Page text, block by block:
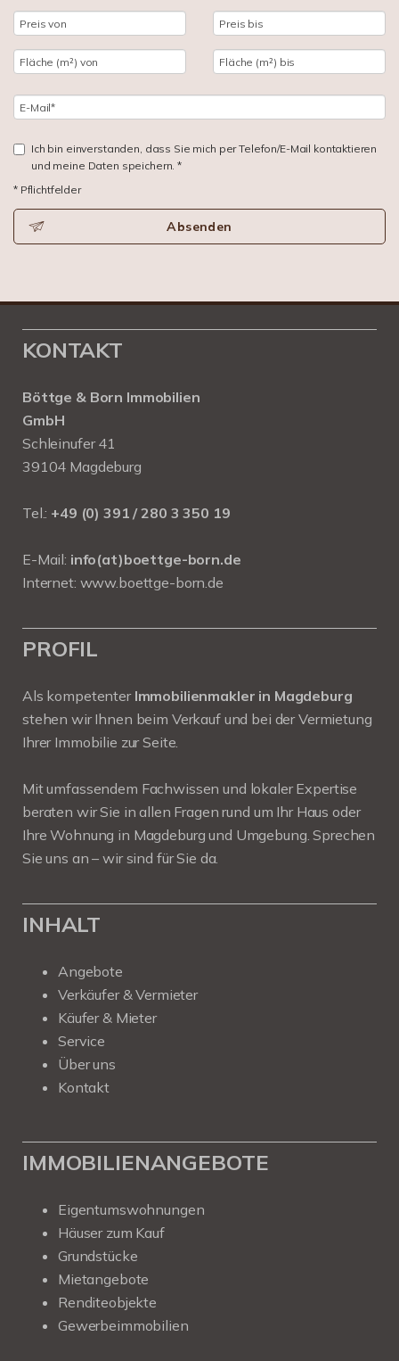
Ich bin einverstanden, dass Sie mich per Telefon/E-Mail kontaktieren
und meine Daten speichern. *
* Pflichtfelder
Absenden
KONTAKT
Böttge & Born Immobilien
GmbH
Schleinufer 41
39104 Magdeburg
Tel.: +49 (0) 391 / 280 3 350 19
E-Mail: info(at)boettge-born.de
Internet: www.boettge-born.de
PROFIL
Als kompetenter Immobilienmakler in Magdeburg
stehen wir Ihnen beim Verkauf und bei der Vermietung
Ihrer Immobilie zur Seite.
Mit umfassendem Fachwissen und lokaler Expertise
beraten wir Sie in allen Fragen rund um Ihr Haus oder
Ihre Wohnung in Magdeburg und Umgebung. Sprechen
Sie uns an – wir sind für Sie da.
INHALT
Angebote
Verkäufer & Vermieter
Käufer & Mieter
Service
Über uns
Kontakt
IMMOBILIENANGEBOTE
Eigentumswohnungen
Häuser zum Kauf
Grundstücke
Mietangebote
Renditeobjekte
Gewerbeimmobilien